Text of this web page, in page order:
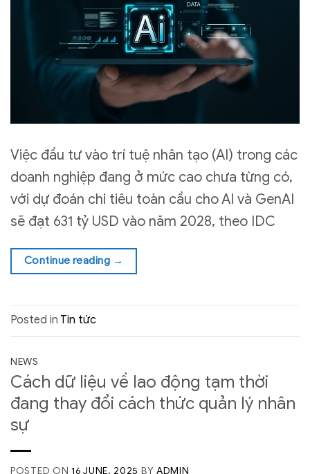
Việc đầu tư vào trí tuệ nhân tạo (AI) trong các
doanh nghiệp đang ở mức cao chưa từng có,
với dự đoán chi tiêu toàn cầu cho AI và GenAI
sẽ đạt 631 tỷ USD vào năm 2028, theo IDC
Continue reading →
Posted in Tin tức
NEWS
Cách dữ liệu về lao động tạm thời
đang thay đổi cách thức quản lý nhân
sự
POSTED ON 16 JUNE, 2025 BY ADMIN